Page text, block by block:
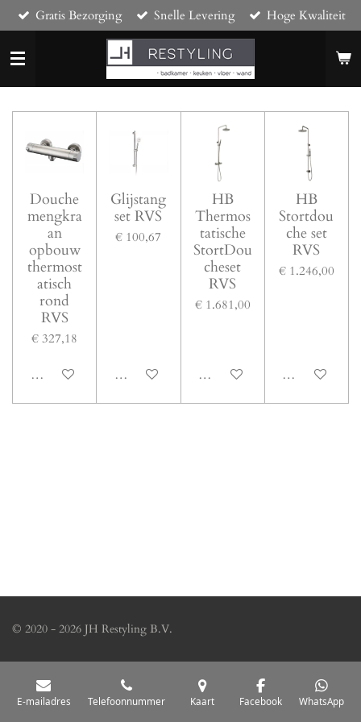
Ga
direct
naar
de
hoofdinhoud
Gratis Bezorging Snelle Levering Hoge Kwaliteit
Douche
mengkra
an
opbouw
thermost
atisch
rond
RVS
€ 327,18
In winkelwagen
Glijstang
set RVS
€ 100,67
In winkelwagen
HB
Thermos
tatische
StortDou
cheset
RVS
€ 1.681,00
In winkelwagen
HB
Stortdou
che set
RVS
€ 1.246,00
In
© 2020 - 2026 JH Restyling B.V.
E-mailadres Telefoonnummer Kaart Facebook WhatsApp